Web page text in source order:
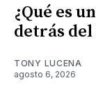
¿Qué es
detrás
TONY LUCENA
agosto 6, 2026